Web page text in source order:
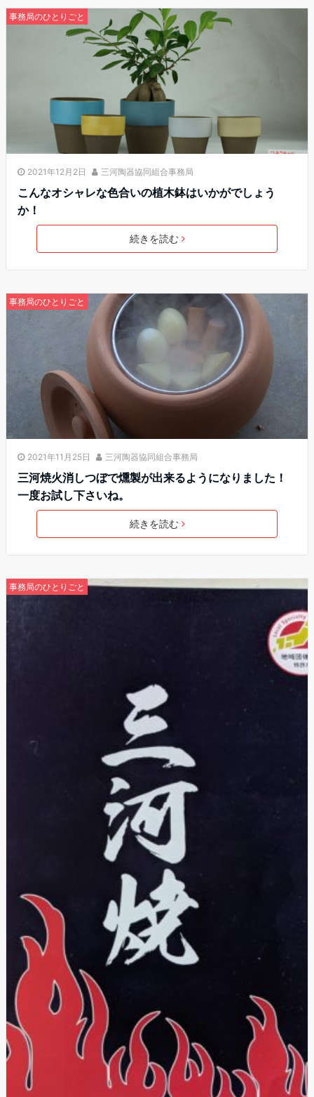
事務局のひとりごと
2021年12月2日 三河陶器協同組合事務局
こんなオシャレな色合いの植木鉢はいかがでしょう
か！
続きを読む
事務局のひとりごと
2021年11月25日 三河陶器協同組合事務局
三河焼火消しつぼで燻製が出来るようになりました！
一度お試し下さいね。
続きを読む
事務局のひとりごと